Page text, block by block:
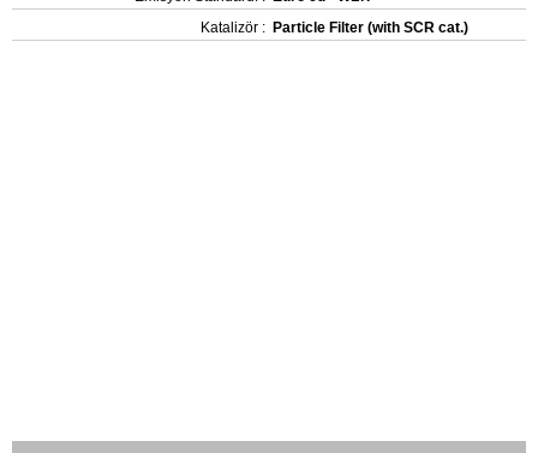
Katalizör : Particle Filter (with SCR cat.)